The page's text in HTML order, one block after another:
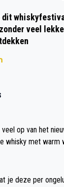
dit
veel
op van het
whisky met warm
je deze per